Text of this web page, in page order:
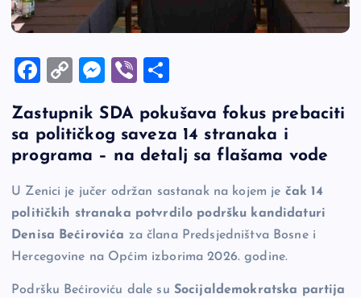
F
c
e
o
o
k
C
p
y
n
k
M
se
n
er
Vi
er ar
e
Zastupnik SDA pokušava fokus prebaciti
sa političkog saveza 14 stranaka i
programa – na detalj sa flašama vode
U Zenici je jučer održan sastanak na kojem je čak 14
političkih stranaka potvrdilo podršku kandidaturi
Denisa Bećirovića za člana Predsjedništva Bosne i
Hercegovine na Općim izborima 2026. godine.
Podršku Bećiroviću dale su Socijaldemokratska partija